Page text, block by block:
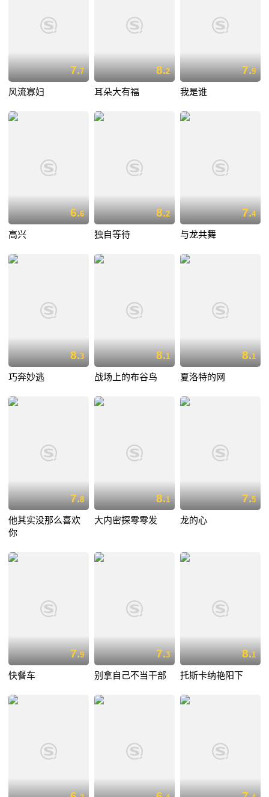
7.7
风流寡妇
8.2
耳朵大有福
7.9
我是谁
6.6
高兴
8.2
独自等待
7.4
与龙共舞
8.3
巧奔妙逃
8.1
战场上的布谷鸟
8.1
夏洛特的网
7.8
他其实没那么喜欢
你
8.1
大内密探零零发
7.5
龙的心
7.9
快餐车
7.3
别拿自己不当干部
8.1
托斯卡纳艳阳下